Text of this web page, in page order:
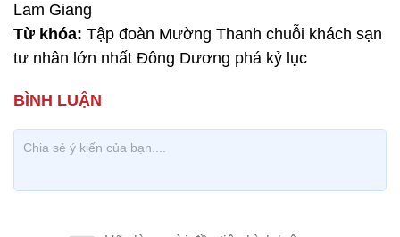
Lam Giang
Từ khóa: Tập đoàn Mường Thanh chuỗi khách sạn
tư nhân lớn nhất Đông Dương phá kỷ lục